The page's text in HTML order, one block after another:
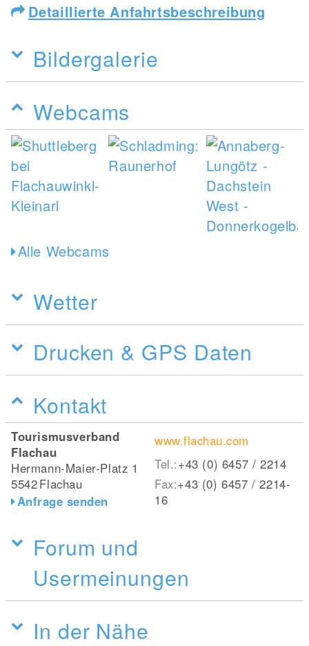
Detaillierte Anfahrtsbeschreibung
Bildergalerie
Webcams
Alle Webcams
Wetter
Drucken & GPS Daten
Kontakt
Tourismusverband
Flachau
Hermann-Maier-Platz 1
5542Flachau
Anfrage senden
www.flachau.com
Tel.:+43 (0) 6457 / 2214
Fax:+43 (0) 6457 / 2214-
16
Forum und
Usermeinungen
In der Nähe